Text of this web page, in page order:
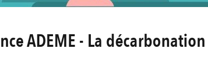
ADEME - La